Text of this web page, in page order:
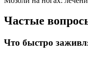
Частые
Что быстро